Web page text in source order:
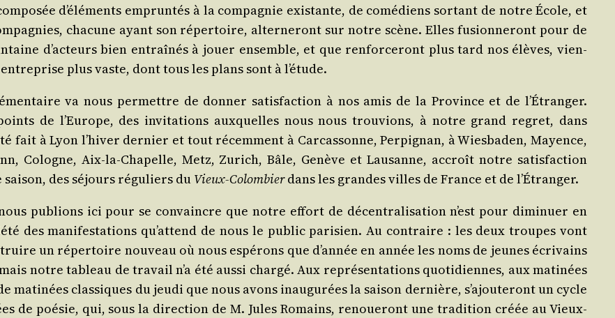
d’éléments emprun­tés à la com­pa­gnie exis­tante, de comé­diens sor­tant de notre École, et
cha­cune ayant son réper­toire, alter­ne­ront sur notre scène. Elles fusion­ne­ront pour de
d’acteurs bien entraî­nés à jouer ensemble, et que ren­for­ce­ront plus tard nos élèves, vien­
plus vaste, dont tous les plans sont à l’étude.
va nous per­mettre de don­ner satis­fac­tion à nos amis de la Pro­vince et de l’Étranger.
de l’Europe, des invi­ta­tions aux­quelles nous nous trou­vions, à notre grand regret, dans
fait à Lyon l’hiver der­nier et tout récem­ment à Car­cas­sonne, Per­pi­gnan, à Wies­ba­den, Mayence,
Cologne, Aix-la-Cha­pelle, Metz, Zurich, Bâle, Genève et Lau­sanne, accroît notre satis­fac­tion
sai­son, des séjours régu­liers duVieux-Colom­bierdans les grandes villes de France et de l’Étranger.
publions ici pour se convaincre que notre effort de décen­tra­li­sa­tion n’est pour dimi­nuer en
des mani­fes­ta­tions qu’attend de nous le public pari­sien. Au contraire : les deux troupes vont
un réper­toire nou­veau où nous espé­rons que d’année en année les noms de jeunes écri­vains
notre tableau de tra­vail n’a été aus­si char­gé. Aux repré­sen­ta­tions quo­ti­diennes, aux mati­nées
mati­nées clas­siques du jeu­di que nous avons inau­gu­rées la sai­son der­nière, s’ajouteront un cycle
de poé­sie, qui, sous la direc­tion de M. Jules Romains, renoue­ront une tra­di­tion créée au Vieux-